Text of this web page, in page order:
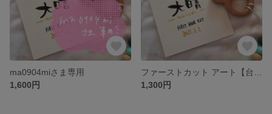
ma0904miさま専用
1,600円
1,300円